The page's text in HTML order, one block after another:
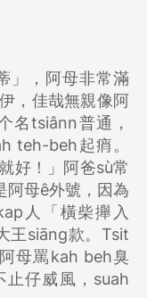
」，阿母非常滿
，佳哉無親像阿
名tsiânn普通，
teh-beh起痟。
好！」阿爸sù常
阿母ê外號，因為
人「橫柴攑入
王siāng款。Tsit
母罵kah beh臭
仔威風，suah